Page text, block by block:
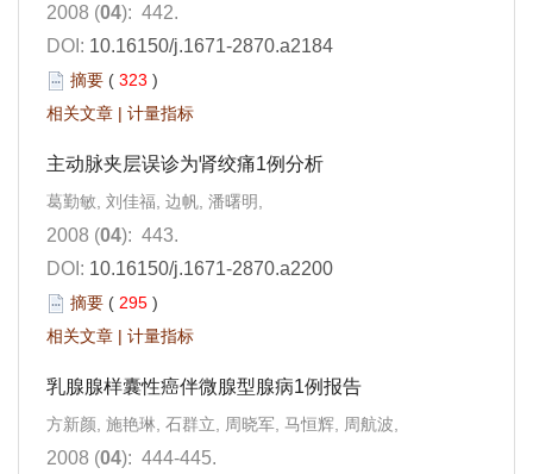
2008 (04): 442.
DOI: 10.16150/j.1671-2870.a2184
摘要 ( 323 )
相关文章 | 计量指标
主动脉夹层误诊为肾绞痛1例分析
葛勤敏, 刘佳福, 边帆, 潘曙明,
2008 (04): 443.
DOI: 10.16150/j.1671-2870.a2200
摘要 ( 295 )
相关文章 | 计量指标
乳腺腺样囊性癌伴微腺型腺病1例报告
方新颜, 施艳琳, 石群立, 周晓军, 马恒辉, 周航波,
2008 (04): 444-445.